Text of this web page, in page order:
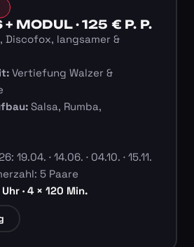
MODUL · 125 € P. P.
Discofox, langsamer &
Vertiefung Walzer &
Salsa, Rumba,
· 14.06. · 04.10. · 15.11.
5 Paare
· 4 × 120 Min.